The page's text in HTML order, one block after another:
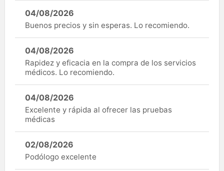
04/08/2026
Buenos precios y sin esperas. Lo recomiendo.
04/08/2026
Rapidez y eficacia en la compra de los servicios
médicos. Lo recomiendo.
04/08/2026
Excelente y rápida al ofrecer las pruebas
médicas
02/08/2026
Podólogo excelente